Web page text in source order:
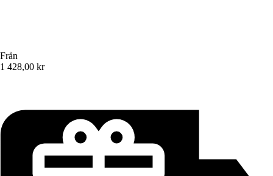
Från
1 428,00 kr